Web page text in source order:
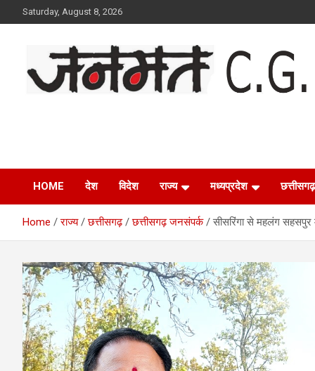
to
Saturday, August 8, 2026
HOME देश विदेश राज्य मध्यप्रदेश छत्तीसगढ़
Home राज्य छत्तीसगढ़ छत्तीसगढ़ जनसंपर्क सीसरिंगा से महलंग सहसपुर